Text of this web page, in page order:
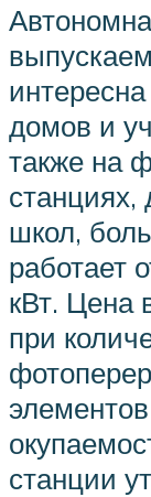
домов и
также на
станциях,
школ,
работает
кВт. Цена
при
станции